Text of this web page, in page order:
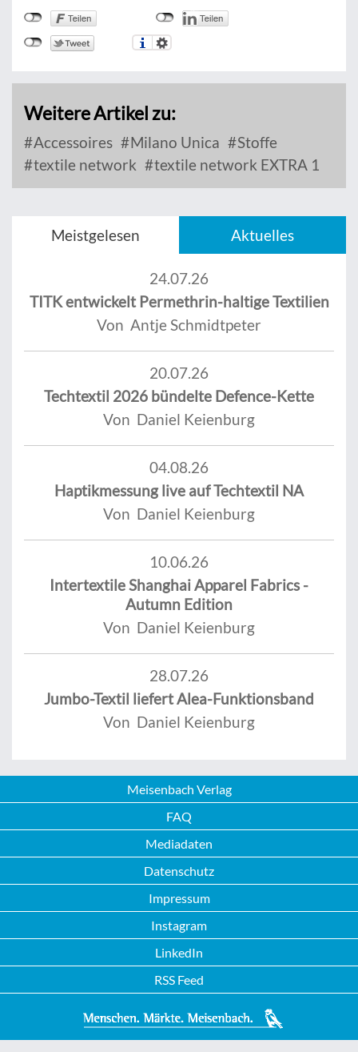
Weitere Artikel zu:
Accessoires Milano Unica
Stoffe
textile network
textile network EXTRA 1
Meistgelesen Aktuelles
24.07.26
TITK entwickelt Permethrin-haltige Textilien
Von Antje Schmidtpeter
20.07.26
Techtextil 2026 bündelte Defence-Kette
Von Daniel Keienburg
04.08.26
Haptikmessung live auf Techtextil NA
Von Daniel Keienburg
10.06.26
Intertextile Shanghai Apparel Fabrics -
Autumn Edition
Von Daniel Keienburg
28.07.26
Jumbo-Textil liefert Alea-Funktionsband
Von Daniel Keienburg
Meisenbach Verlag
FAQ
Mediadaten
Datenschutz
Impressum
Instagram
LinkedIn
RSS Feed